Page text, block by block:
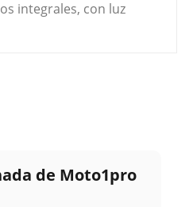
integrales, con luz
de Moto1pro